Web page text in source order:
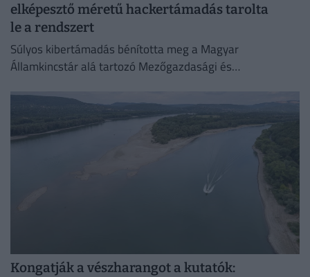
elképesztő méretű hackertámadás tarolta
le a rendszert
Súlyos kibertámadás bénította meg a Magyar
Államkincstár alá tartozó Mezőgazdasági és
Kongatják a vészharangot a kutatók: